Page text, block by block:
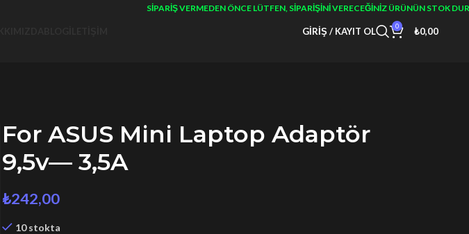
SIPARIŞ VERMEDEN ÖNCE LÜTFEN, SIPARIŞINI VERECEĞINIZ ÜRÜNÜN STOK
GIRIŞ / KAYIT OL 0 ₺0,00
For ASUS Mini Laptop Adaptör
9,5v–– 3,5A
₺242,00
10 stokta